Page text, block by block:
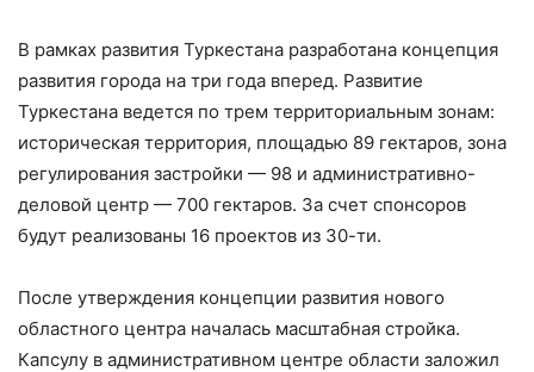
В рамках развития Туркестана разработана концепция
развития города на три года вперед. Развитие
Туркестана ведется по трем территориальным зонам:
историческая территория, площадью 89 гектаров, зона
регулирования застройки — 98 и административно-
деловой центр — 700 гектаров. За счет спонсоров
будут реализованы 16 проектов из 30-ти.
После утверждения концепции развития нового
областного центра началась масштабная стройка.
Капсулу в административном центре области заложил